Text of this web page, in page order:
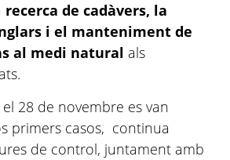
recerca de cadàvers, la
i el manteniment de
al medi natural als
28 de novembre es van
primers casos, continua
de control, juntament amb